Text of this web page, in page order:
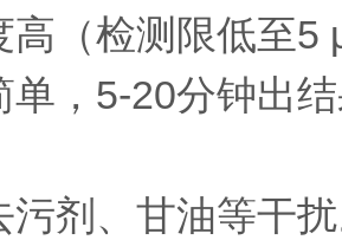
高（检测限低至5
单，5-20分钟出
污剂、甘油等干